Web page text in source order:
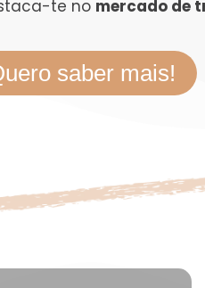
te no mercado de
saber mais!